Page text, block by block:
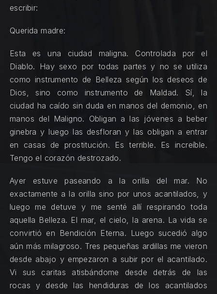
escribir:
Querida madre:
Esta es una ciudad maligna. Controlada por el
Diablo. Hay sexo por todas partes y no se utiliza
como instrumento de Belleza según los deseos de
Dios, sino como instrumento de Maldad. Sí, la
ciudad ha caído sin duda en manos del demonio, en
manos del Maligno. Obligan a las jóvenes a beber
ginebra y luego las desfloran y las obligan a entrar
en casas de prostitución. Es terrible. Es increíble.
Tengo el corazón destrozado.
Ayer estuve paseando a la orilla del mar. No
exactamente a la orilla sino por unos acantilados, y
luego me detuve y me senté allí respirando toda
aquella Belleza. El mar, el cielo, la arena. La vida se
convirtió en Bendición Eterna. Luego sucedió algo
aún más milagroso. Tres pequeñas ardillas me vieron
desde abajo y empezaron a subir por el acantilado.
Vi sus caritas atisbándome desde detrás de las
rocas y desde las hendiduras de los acantilados